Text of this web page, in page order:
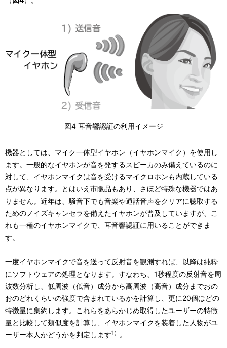
図4 耳音響認証の利用イメージ
機器としては、マイク一体型イヤホン（イヤホンマイク）を使用し
ます。一般的なイヤホンが音を発するスピーカのみ備えているのに
対して、イヤホンマイクは音を受けるマイクロホンも内蔵している
点が異なります。とはいえ市販品もあり、さほど特殊な機器ではあ
りません。近年は、騒音下でも音楽や通話音声をクリアに聴取する
ためのノイズキャンセラを備えたイヤホンが普及していますが、こ
れも一種のイヤホンマイクで、耳音響認証に用いることができま
す。
一度イヤホンマイクで音を送って反射音を観測すれば、以降は純粋
にソフトウェアの処理となります。すなわち、1秒程度の反射音を周
波数分析し、低周波（低音）成分から高周波（高音）成分までおの
おのどれくらいの強度で含まれているかを計算し、更に20個ほどの
特徴量に集約します。これらをあらかじめ取得したユーザーの特徴
量と比較して類似度を計算し、イヤホンマイクを装着した人物がユ
ーザー本人かどうかを判定します1） 。